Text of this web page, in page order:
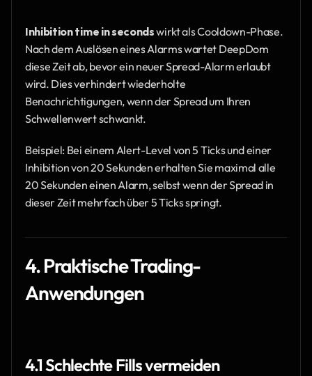
Inhibition time in seconds wirkt als Cooldown-Phase.
Nach dem Auslösen eines Alarms wartet DeepDom
diese Zeit ab, bevor ein neuer Spread-Alarm erlaubt
wird. Dies verhindert wiederholte
Benachrichtigungen, wenn der Spread um Ihren
Schwellenwert schwankt.
Beispiel: Bei einem Alert-Level von 5 Ticks und einer
Inhibition von 20 Sekunden erhalten Sie maximal alle
20 Sekunden einen Alarm, selbst wenn der Spread in
dieser Zeit mehrfach über 5 Ticks springt.
4. Praktische Trading-
Anwendungen
4.1 Schlechte Fills vermeiden